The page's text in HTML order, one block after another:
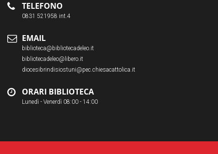
TELEFONO
0831 521958 int.4
EMAIL
biblioteca@bibliotecadeleo.it
bibliotecadeleo@libero.it
diocesibrindisiostuni@pec.chiesacattolica.it
ORARI BIBLIOTECA
Lunedì - Venerdì 08:00 - 14:00